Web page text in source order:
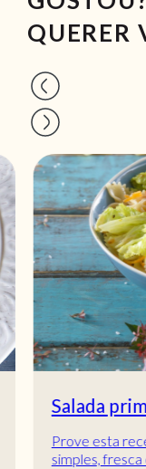
QUERER
Salada
Prove esta
simples, fresca